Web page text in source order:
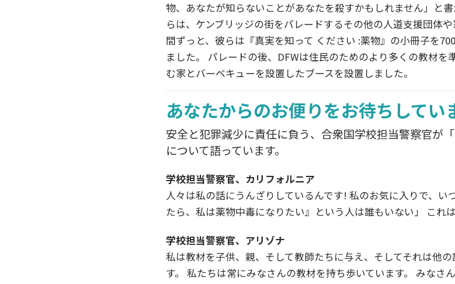
物、あなたが知らないことがあなたを殺すかもしれません」と
らは、ケンブリッジの街をパレードするその他の人道支援団体
間ずっと、彼らは 『真実を知って ください :薬物』 の小冊子を
ました。 パレードの後、DFWは住民のためのより多くの教材
む家とバーベキューを設置したブースを設置しました。
あなたからのお便りをお待ちしてい
安全と犯罪減少に責任に負う、合衆国学校担当警察官が
について語っています。
学校担当警察官、カリフォルニア
人々は私の話にうんざりしているんです! 私のお気に入りで、い
たら、私は薬物中毒になりたい』という人は誰もいない」 これ
学校担当警察官、アリゾナ
私は教材を子供、親、そして教師たちに与え、そしてそれは他
す。 私たちは常にみなさんの教材を持ち歩いています。 みなさ